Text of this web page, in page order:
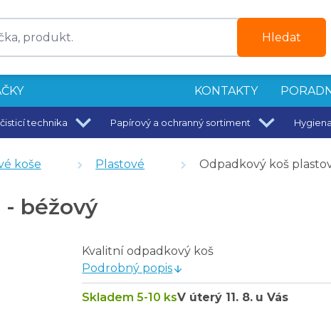
Hledat
KONTAKTY
technika Papírový a ochranný sortiment Hygiena
pevný
ks, 15 um - zelené
koše Plastové Odpadkový koš
- béžový
Kvalitní odpadkový koš
Podrobný popis
Skladem 5-10 ksV úterý 11. 8. u Vás